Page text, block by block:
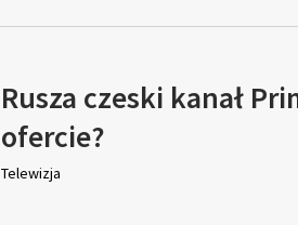
Rusza czeski kanał
ofercie?
Telewizja